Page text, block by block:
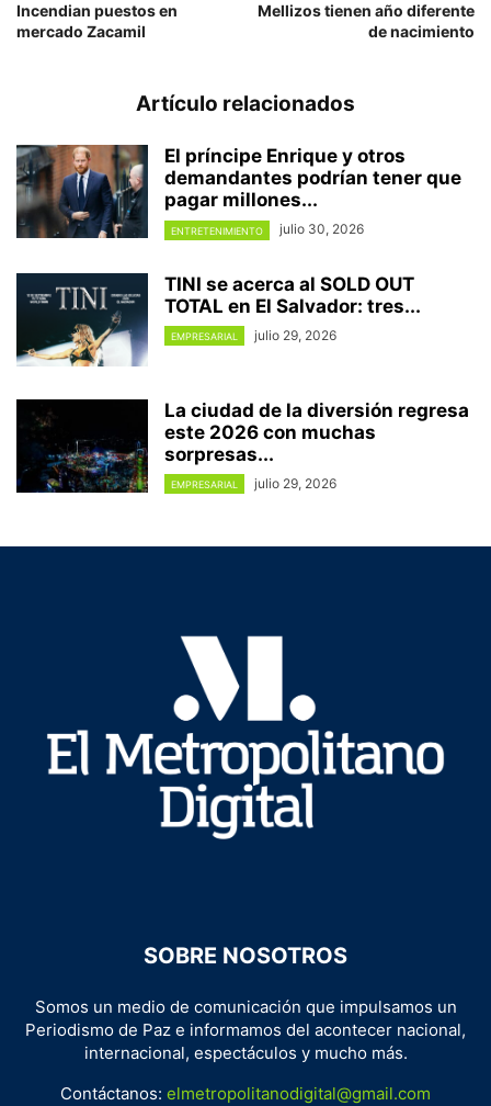
Incendian puestos en
mercado Zacamil
Mellizos tienen año diferente
de nacimiento
Artículo relacionados
El príncipe Enrique y otros
demandantes podrían tener que
pagar millones...
ENTRETENIMIENTO julio 30, 2026
TINI se acerca al SOLD OUT
TOTAL en El Salvador: tres...
EMPRESARIAL julio 29, 2026
La ciudad de la diversión regresa
este 2026 con muchas
sorpresas...
EMPRESARIAL julio 29, 2026
SOBRE NOSOTROS
Somos un medio de comunicación que impulsamos un
Periodismo de Paz e informamos del acontecer nacional,
internacional, espectáculos y mucho más.
Contáctanos: elmetropolitanodigital@gmail.com